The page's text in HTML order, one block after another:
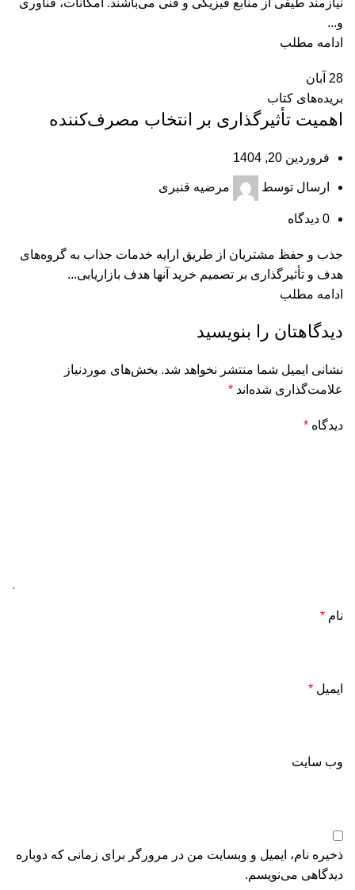
و...
ادامه مطلب
28 آبان
بریده‌های کتاب
اهمیت تأثیرگذاری بر انتخاب مصرف‌کننده
فروردین 20, 1404
ارسال توسط مرضیه قنبری
0 دیدگاه
جذب و حفظ مشتریان از طریق ارایه خدمات جذاب به گروه‌های
هدف و تأثیرگذاری بر تصمیم خرید آنها هدف بازاریابی...
ادامه مطلب
دیدگاهتان را بنویسید
نشانی ایمیل شما منتشر نخواهد شد. بخش‌های موردنیاز
علامت‌گذاری شده‌اند *
دیدگاه *
نام *
ایمیل *
وب‌ سایت
ذخیره نام، ایمیل و وبسایت من در مرورگر برای زمانی که دوباره
دیدگاهی می‌نویسم.